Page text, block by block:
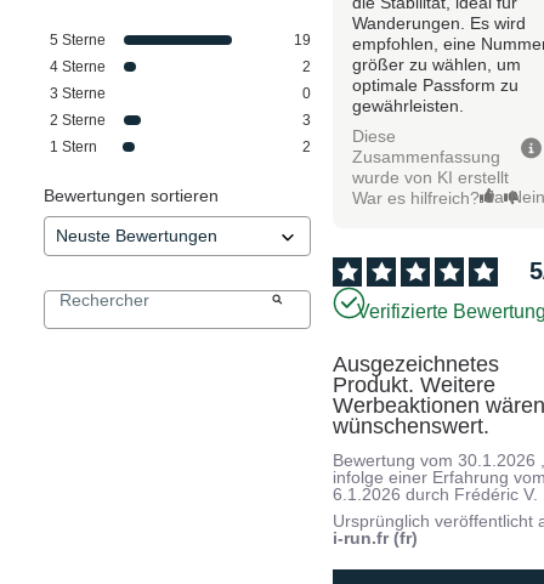
5 Sterne
19
4 Sterne
2
3 Sterne
0
2 Sterne
3
1 Stern 2
Bewertungen sortieren
Wanderungen. Es wird
empfohlen, eine
größer zu wählen, um
optimale Passform zu
gewährleisten.
Diese
Zusammenfassung
wurde von KI erstellt
War es hilfreich? Ja
5
Verifizierte
Ausgezeichnetes
Produkt. Weitere
Werbeaktionen
wünschenswert.
Bewertung vom30.1.2026
infolge einer Erfahrung
6.1.2026 durch Frédéric V.
Ursprünglich veröffentlicht
i-run.fr (fr)